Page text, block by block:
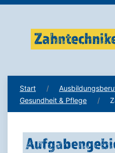
Start
Gesundheit & Pflege